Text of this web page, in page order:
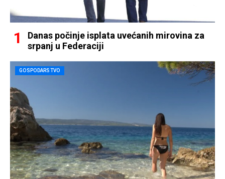
Danas počinje isplata uvećanih mirovina za
srpanj u Federaciji
GOSPODARSTVO